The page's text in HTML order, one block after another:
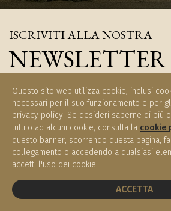
Questo sito web utilizza cookie, inclusi
necessari per il suo funzionamento e per
privacy policy. Se desideri saperne di più
tutti o ad alcuni cookie, consulta la cookie
questo banner, scorrendo questa pagina,
collegamento o accedendo a qualsiasi
accetti l'uso dei cookie.
ACCETTA
ISCRIVITI ALLA NOSTRA
NEWSLETTER
ISCRIVITI